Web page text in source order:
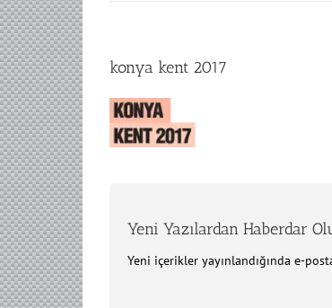
konya kent 2017
Yeni Yazılardan Haberdar
Yeni içerikler yayınlandığında e-